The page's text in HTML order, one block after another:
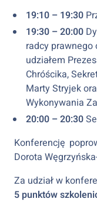
19:10 – 19:30
19:30 – 20:00
radcy
udziałem
Chróścika,
Marty Stryjek
Wykonywania
20:00 –20:30
Konferencję
Dorota
Za udział w
5 punktów